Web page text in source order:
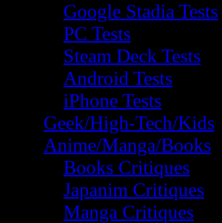
Google Stadia Tests
PC Tests
Steam Deck Tests
Android Tests
iPhone Tests
Geek/High-Tech/Kids
Anime/Manga/Books
Books Critiques
Japanim Critiques
Manga Critiques